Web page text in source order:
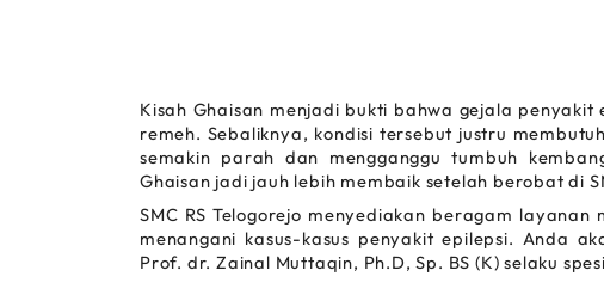
Kisah Ghaisan menjadi bukti bahwa gejala
remeh. Sebaliknya, kondisi tersebut justru
semakin parah dan mengganggu tumbuh
Ghaisan jadi jauh lebih membaik setelah berobat di
SMC RS Telogorejo menyediakan beragam
menangani kasus-kasus penyakit epilepsi. Anda
Prof. dr. Zainal Muttaqin, Ph.D, Sp. BS (K) selaku